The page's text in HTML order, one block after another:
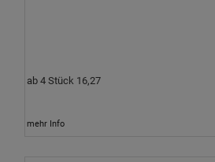
ab 4 Stück 16,27
mehr Info